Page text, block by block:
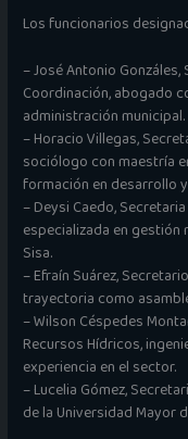
Los funcionarios
– José Antonio
Coordinación, abogado
administración municipal.
– Horacio Villegas,
sociólogo con maestría
formación en desarrollo
– Deysi Caedo,
especializada en gestión
Sisa.
– Efraín Suárez,
trayectoria como
– Wilson Céspedes
Recursos Hídricos,
experiencia en el sector.
– Lucelia Gómez,
de la Universidad Mayor